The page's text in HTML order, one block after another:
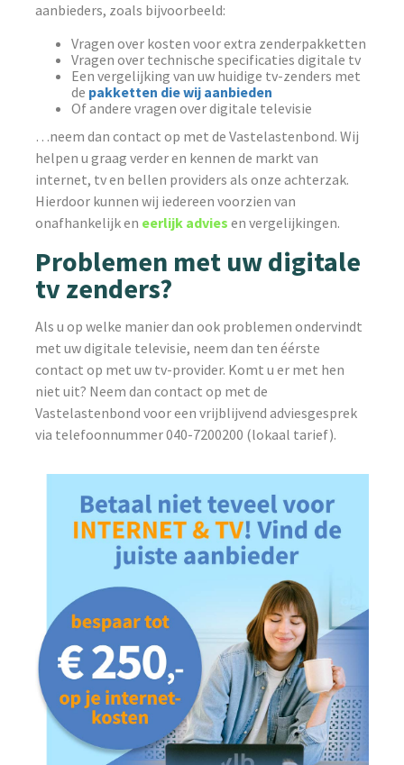
aanbieders, zoals bijvoorbeeld:
Vragen over kosten voor extra zenderpakketten
Vragen over technische specificaties digitale tv
Een vergelijking van uw huidige tv-zenders met
de pakketten die wij aanbieden
Of andere vragen over digitale televisie
…neem dan contact op met de Vastelastenbond. Wij
helpen u graag verder en kennen de markt van
internet, tv en bellen providers als onze achterzak.
Hierdoor kunnen wij iedereen voorzien van
onafhankelijk en eerlijk advies en vergelijkingen.
Problemen met uw digitale
tv zenders?
Als u op welke manier dan ook problemen ondervindt
met uw digitale televisie, neem dan ten éérste
contact op met uw tv-provider. Komt u er met hen
niet uit? Neem dan contact op met de
Vastelastenbond voor een vrijblijvend adviesgesprek
via telefoonnummer 040-7200200 (lokaal tarief).